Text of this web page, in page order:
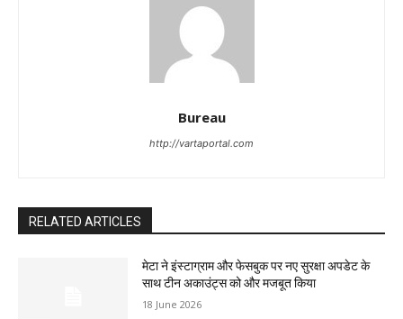
Bureau
http://vartaportal.com
RELATED ARTICLES
मेटा ने इंस्टाग्राम और फेसबुक पर नए सुरक्षा अपडेट के
साथ टीन अकाउंट्स को और मजबूत किया
18 June 2026